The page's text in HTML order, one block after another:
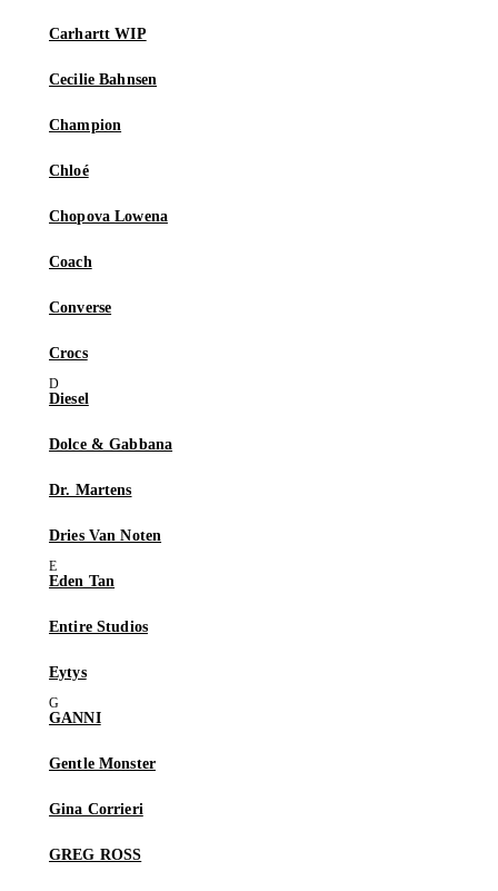
Carhartt WIP
Cecilie Bahnsen
Champion
Chloé
Chopova Lowena
Coach
Converse
Crocs
Diesel
Dolce & Gabbana
Dr. Martens
Dries Van Noten
Eden Tan
Entire Studios
Eytys
GANNI
Gentle Monster
Gina Corrieri
GREG ROSS